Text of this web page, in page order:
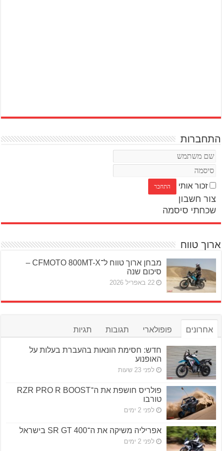
התחברות
זכור אותי
צור חשבון
שכחתי סיסמה
ארוך טווח
מבחן ארוך טווח ל־CFMOTO 800MT-X –
סיכום שנה
22 באפריל 2026
אחרונים פופולארי תגובות תגיות
חדש: חסימת הונאות בהעברת בעלות על
האופנוע
לפני 23 שעות
פולריס חושפת את ה־RZR PRO R BOOST
טורבו
לפני 2 ימים
אפריליה משיקה את ה־SR GT 400 בישראל
לפני 2 ימים